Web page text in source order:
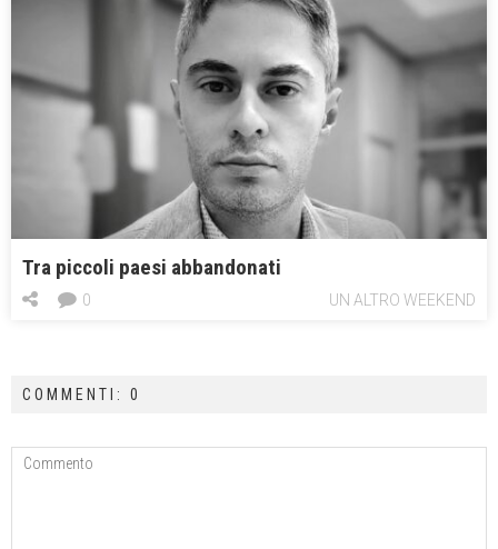
Tra piccoli paesi abbandonati
UN ALTRO WEEKEND
0
COMMENTI: 0